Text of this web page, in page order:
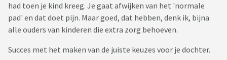
had toen je kind kreeg. Je gaat afwijken van het 'normale
pad' en dat doet pijn. Maar goed, dat hebben, denk ik, bijna
alle ouders van kinderen die extra zorg behoeven.
Succes met het maken van de juiste keuzes voor je dochter.